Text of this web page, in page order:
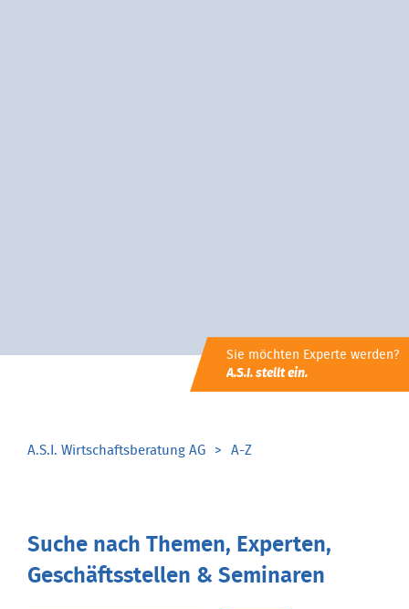
Sie möchten Experte werden?
A.S.I. stellt ein.
A.S.I. Wirtschaftsberatung AG A-Z
Suche nach Themen, Experten,
Geschäftsstellen & Seminaren